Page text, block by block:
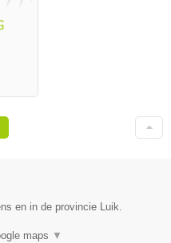
en in de provincie Luik.
maps ▼